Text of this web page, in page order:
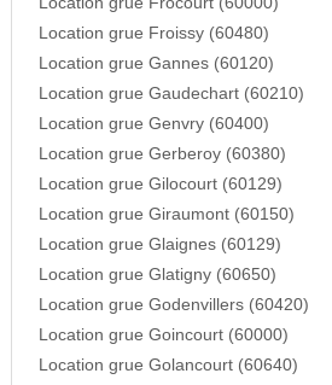
Location grue Froissy (60480)
Location grue Gannes (60120)
Location grue Gaudechart (60210)
Location grue Genvry (60400)
Location grue Gerberoy (60380)
Location grue Gilocourt (60129)
Location grue Giraumont (60150)
Location grue Glaignes (60129)
Location grue Glatigny (60650)
Location grue Godenvillers (60420)
Location grue Goincourt (60000)
Location grue Golancourt (60640)